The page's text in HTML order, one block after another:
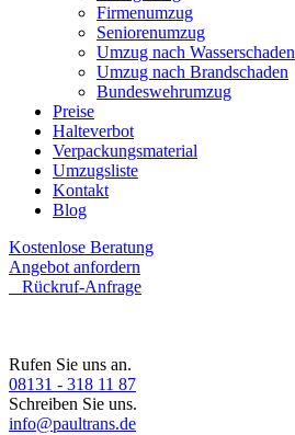
Firmenumzug
Seniorenumzug
Umzug nach Wasserschaden
Umzug nach Brandschaden
Bundeswehrumzug
Preise
Halteverbot
Verpackungsmaterial
Umzugsliste
Kontakt
Blog
Kostenlose Beratung
Angebot anfordern
Rückruf-Anfrage
Rufen Sie uns an.
08131 - 318 11 87
Schreiben Sie uns.
info@paultrans.de